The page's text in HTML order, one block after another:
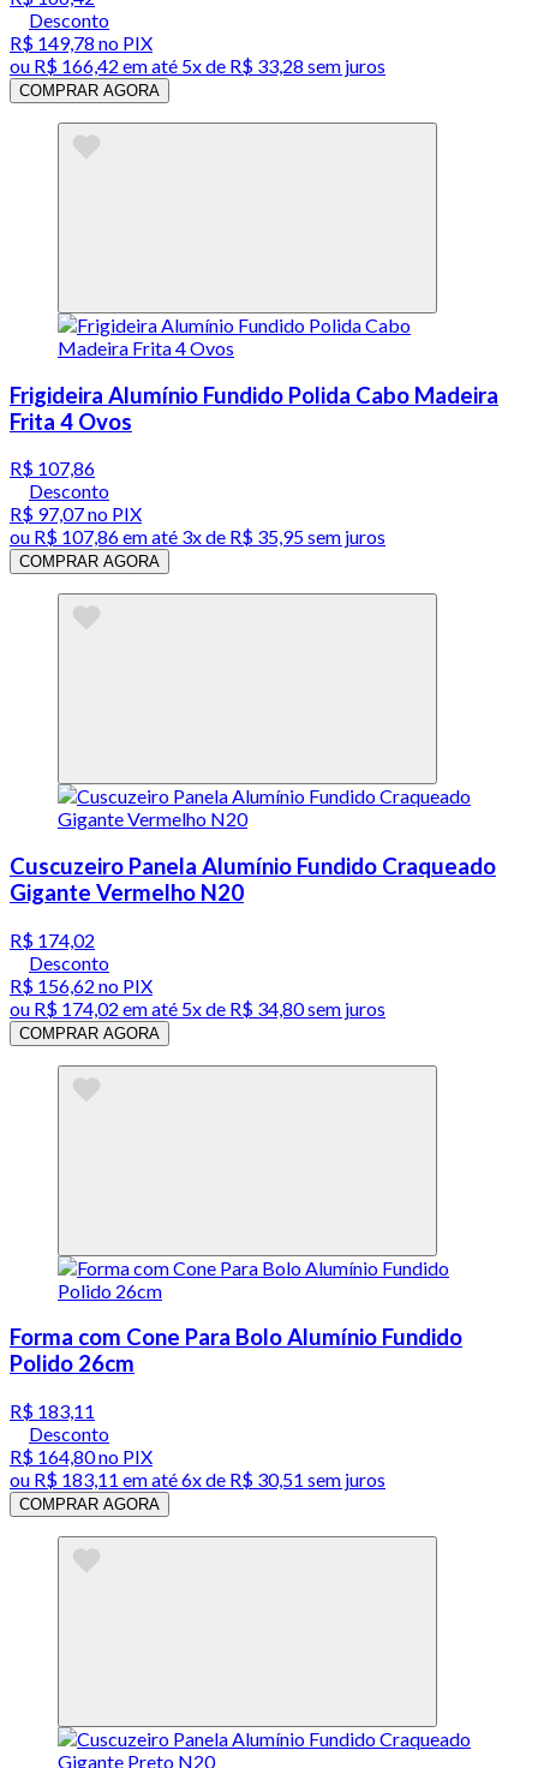
Desconto
R$ 149,78 no PIX
ou R$ 166,42 em até 5x de R$ 33,28 sem juros
COMPRAR AGORA
Frigideira Alumínio Fundido Polida Cabo Madeira
Frita 4 Ovos
R$ 107,86
Desconto
R$ 97,07no PIX
ou R$ 107,86em até 3x de R$ 35,95 sem juros
COMPRAR AGORA
Cuscuzeiro Panela Alumínio Fundido Craqueado
Gigante Vermelho N20
R$ 174,02
Desconto
R$ 156,62 no PIX
ou R$ 174,02 em até 5x de R$ 34,80 sem juros
COMPRAR AGORA
Forma com Cone Para Bolo Alumínio Fundido
Polido 26cm
R$ 183,11
Desconto
R$ 164,80no PIX
ou R$ 183,11 em até6x de R$ 30,51 sem juros
COMPRAR AGORA